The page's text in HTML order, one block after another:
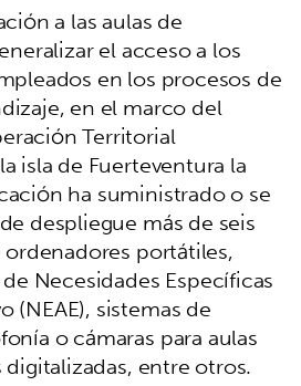
a las aulas de
el acceso a los
en los procesos de
en el marco del
Territorial
isla de Fuerteventura la
ha suministrado o se
despliegue más de seis
portátiles,
Necesidades Específicas
(NEAE), sistemas de
o cámaras para aulas
entre otros.